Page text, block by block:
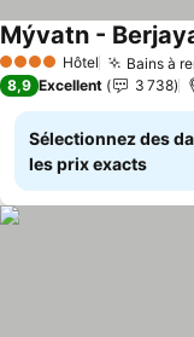
4 Étoiles Hôtel Bains à
Mývatn -
8,9 Excellent 3 738
Sélectionnez des
les prix exacts